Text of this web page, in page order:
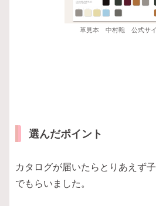
革見本 中村鞄 公式サ
選んだポイント
カタログが届いたらとりあえず
でもらいました。